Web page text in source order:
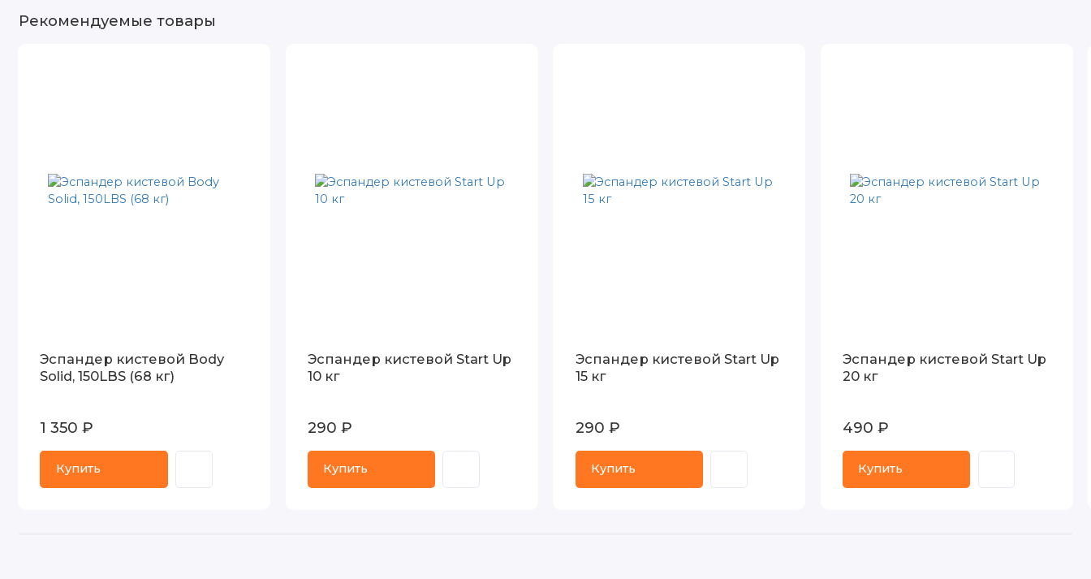
Рекомендуемые товары
Эспандер кистевой Body
Solid, 150LBS (68 кг)
1 350 ₽
Купить
Эспандер кистевой Start Up
10 кг
290 ₽
Купить
Эспандер кистевой Start Up
15 кг
290 ₽
Купить
Эспандер кистевой Start Up
20 кг
490 ₽
Купить